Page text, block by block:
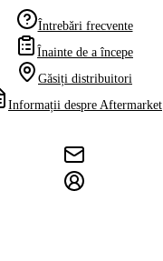
Întrebări frecvente
Înainte de a începe
Găsiți distribuitori
Informații despre Aftermarket